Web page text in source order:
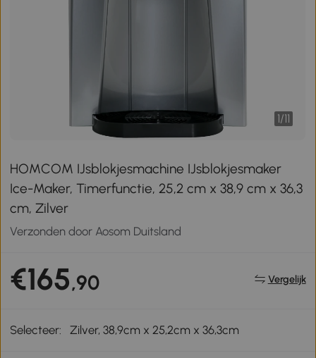
1/11
HOMCOM IJsblokjesmachine IJsblokjesmaker
Ice-Maker, Timerfunctie, 25,2 cm x 38,9 cm x 36,3
cm, Zilver
Verzonden door Aosom Duitsland
€165,90 Vergelijk
Selecteer: Zilver, 38,9cm x 25,2cm x 36,3cm